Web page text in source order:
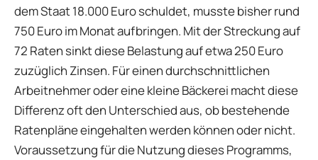
dem Staat 18.000 Euro schuldet, musste bisher rund
750 Euro im Monat aufbringen. Mit der Streckung auf
72 Raten sinkt diese Belastung auf etwa 250 Euro
zuzüglich Zinsen. Für einen durchschnittlichen
Arbeitnehmer oder eine kleine Bäckerei macht diese
Differenz oft den Unterschied aus, ob bestehende
Ratenpläne eingehalten werden können oder nicht.
Voraussetzung für die Nutzung dieses Programms,